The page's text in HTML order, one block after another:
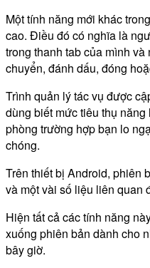
Một tính năng mới khác
cao. Điều đó có nghĩa là
trong thanh tab của mình
chuyển, đánh dấu, đóng
Trình quản lý tác vụ được
dùng biết mức tiêu thụ
phòng trường hợp bạn lo
chóng.
Trên thiết bị Android, phiên
và một vài số liệu liên quan
Hiện tất cả các tính năng
xuống phiên bản dành cho
bây giờ.